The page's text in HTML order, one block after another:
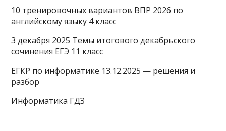
10 тренировочных вариантов ВПР 2026 по
английскому языку 4 класс
3 декабря 2025 Темы итогового декабрьского
сочинения ЕГЭ 11 класс
ЕГКР по информатике 13.12.2025 — решения и
разбор
Информатика ГДЗ